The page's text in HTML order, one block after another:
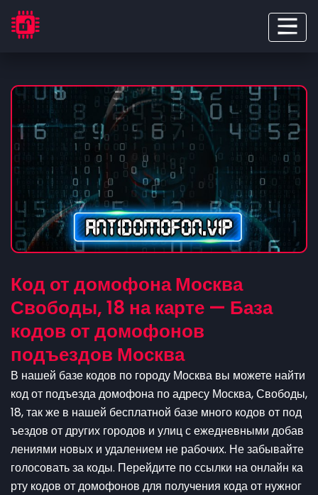
Код от домофона Москва
Свободы, 18 на карте — База
кодов от домофонов
подъездов Москва
В нашей базе кодов по городу Москва вы можете найти
код от подъезда домофона по адресу Москва, Свободы,
18, так же в нашей бесплатной базе много кодов от под
ъездов от других городов и улиц с ежедневными добав
лениями новых и удалением не рабочих. Не забывайте
голосовать за коды. Перейдите по ссылки на онлайн ка
рту кодов от домофонов для получения кода от нужног